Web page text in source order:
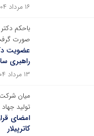
۱۶ مرداد ۱۴۰۴
باحکم
صورت
عضویت
راهبری
۱۳ مرداد ۱۴۰۴
میان
تولید
کاترپیلار